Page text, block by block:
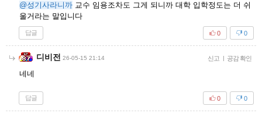
@성기사라니까 교수 임용조차도 그게 되니까 대학 입학정도는 더 쉬
울거라는 말입니다
답글 0
0
디비전 26-05-15 21:14 신고 | 공감 확인
네네
답글 0
0